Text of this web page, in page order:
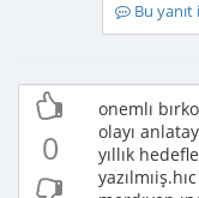
Bu yanıt
0
onemlı
olayı
yıllık